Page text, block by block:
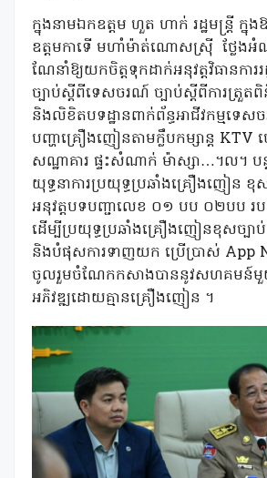
ក្នុងនាមឯកឧត្តម ហួត ហាក់ រដ្ឋមន្ត្រី ក្
ឧត្តមកាទើ មហាំម៉ាត់ណោសស្រ៊ី ថ្លែ
ណែនាំឱ្យយកចិត្តទុកដាក់អនុវត្តវិធានការ
ច្បាប់ស្តីពីទេសចរណ៍ ច្បាប់ស្តីពីការត្រួ
និងលិខិតបទដ្ឋានពាក់ព័ន្ធអាជីវកម្មទេស
បញ្ហាគ្រឿងញៀនតាមក្លឹបកម្សាន្ត KTV
សណ្ឋាគារ ផ្ទះសំណាក់ ម៉ាស្សា…។ល។ បន្
យុទ្ធនាការប្រយុទ្ធប្រឆាំងគ្រឿងញៀន
អនុវត្តបទបញ្ជាលេខ ០១ បប ០២បប រប
ដើម្បីប្រយុទ្ធប្រឆាំងគ្រឿងញៀនខុសច្បា
និងបំផុសការទាញយក ប្រើប្រាស់ App
ចូលរួមចំណែកកសាងបាននូវសហគមន៍មួ
អភិវឌ្ឍដោយគ្មានគ្រឿងញៀន ។